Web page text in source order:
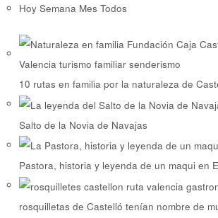
Hoy Semana Mes Todos
10 rutas en familia por la naturaleza de
Salto de la Novia de Navajas
Pastora, historia y leyenda de un maqui en
rosquilletas de Castelló tenían nombre de